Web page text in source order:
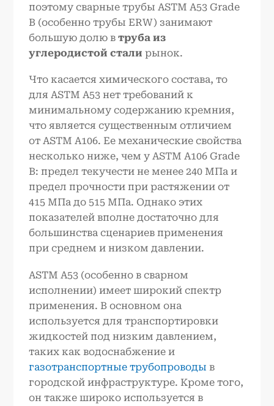
поэтому сварные трубы ASTM A53 Grade
B (особенно трубы ERW) занимают
большую долю втруба из
углеродистой стали рынок.
Что касается химического состава, то
для ASTM A53 нет требований к
минимальному содержанию кремния,
что является существенным отличием
от ASTM A106. Ее механические свойства
несколько ниже, чем у ASTM A106 Grade
B: предел текучести не менее 240 МПа и
предел прочности при растяжении от
415 МПа до 515 МПа. Однако этих
показателей вполне достаточно для
большинства сценариев применения
при среднем и низком давлении.
ASTM A53 (особенно в сварном
исполнении) имеет широкий спектр
применения. В основном она
используется для транспортировки
жидкостей под низким давлением,
таких как водоснабжение и
газотранспортные трубопроводы в
городской инфраструктуре. Кроме того,
он также широко используется в